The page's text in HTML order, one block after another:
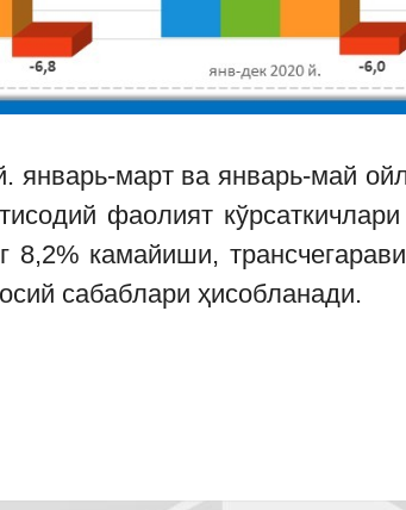
январь-март ва январь-май
фаолият
камайиши,
сабаблари ҳисобланади.